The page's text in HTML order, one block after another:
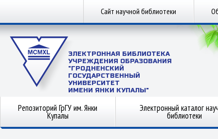
Сайт научной библиотеки
ЭЛЕКТРОННАЯ БИБЛИОТЕКА
УЧРЕЖДЕНИЯ ОБРАЗОВАНИЯ
"ГРОДНЕНСКИЙ
ГОСУДАРСТВЕННЫЙ
УНИВЕРСИТЕТ
ИМЕНИ ЯНКИ КУПАЛЫ"
Репозиторий ГрГУ им. Янки
Купалы
Электронный каталог
библиотеки